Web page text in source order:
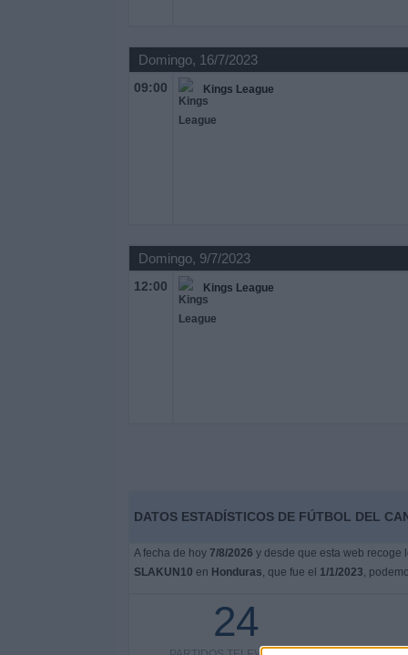
Domingo, 16/7/2023
09:00 Kings League
Domingo, 9/7/2023
12:00 Kings League
DATOS ESTADÍSTICOS DE FÚTBOL DEL
A fecha de hoy 7/8/2026 y desde que esta web recoge
SLAKUN10 en Honduras, que fue el 1/1/2023,
24